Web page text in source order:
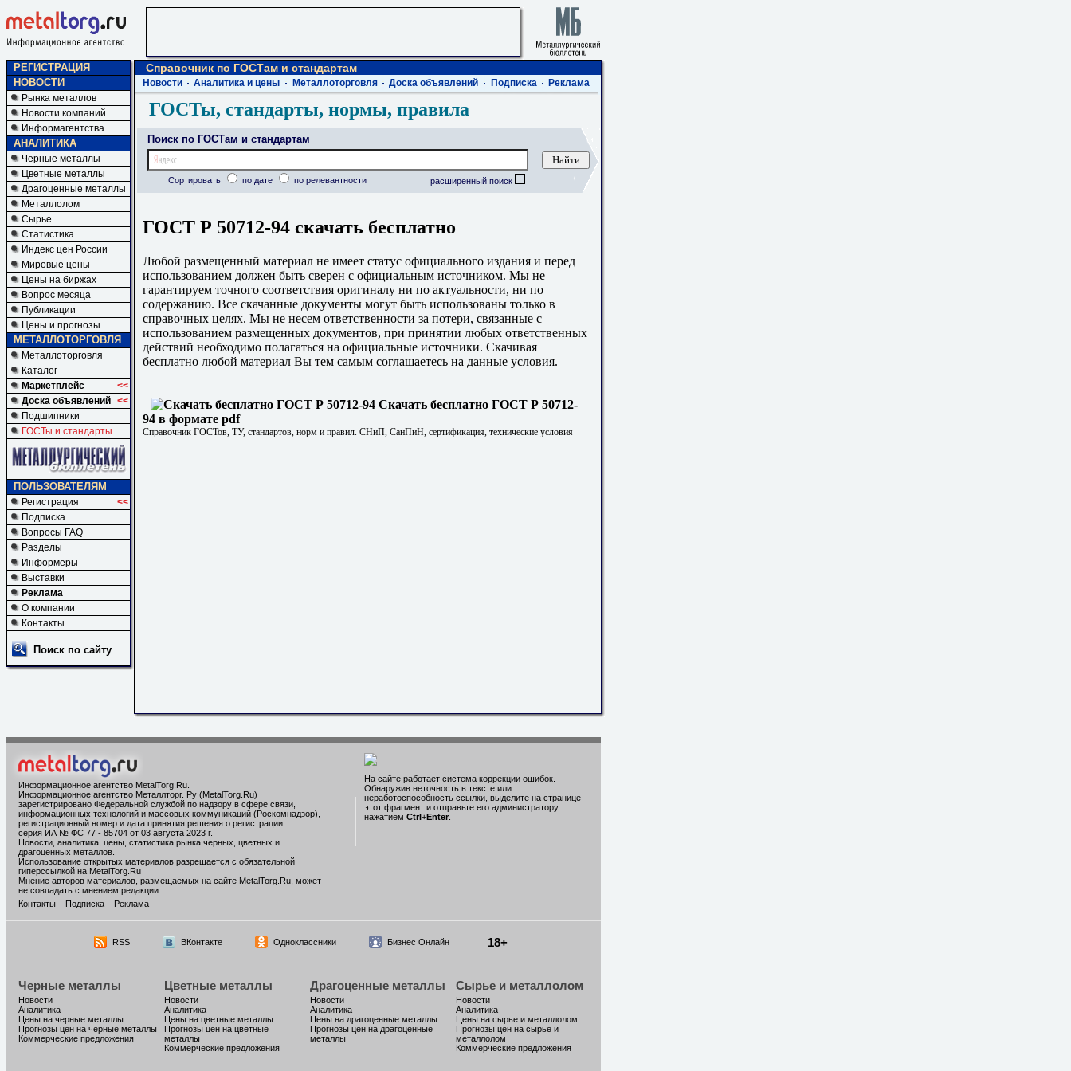
РЕГИСТРАЦИЯ
НОВОСТИ
Рынка металлов
Новости компаний
Информагентства
АНАЛИТИКА
Черные металлы
Цветные металлы
Драгоценные металлы
Металлолом
Сырье
Статистика
Индекс цен России
Мировые цены
Цены на биржах
Вопрос месяца
Публикации
Цены и прогнозы
МЕТАЛЛОТОРГОВЛЯ
Металлоторговля
Каталог
Маркетплейс
<<
Доска объявлений <<
Подшипники
ГОСТы и стандарты
ПОЛЬЗОВАТЕЛЯМ
Регистрация
<<
Подписка
Вопросы FAQ
Разделы
Информеры
Выставки
Реклама
О компании
Контакты
Поиск по сайту
Справочник по ГОСТам и стандартам
Новости Аналитика и цены Металлоторговля Доска объявлений Подписка Реклама
ГОСТы, стандарты, нормы, правила
Поиск по ГОСТам и стандартам
Сортировать по дате по релевантности расширенный поиск
ГОСТ Р 50712-94 скачать бесплатно
Любой размещенный материал не имеет статус официального издания и перед
использованием должен быть сверен с официальным источником. Мы не
гарантируем точного соответствия оригиналу ни по актуальности, ни по
содержанию. Все скачанные документы могут быть использованы только в
справочных целях. Мы не несем ответственности за потери, связанные с
использованием размещенных документов, при принятии любых ответственных
действий необходимо полагаться на официальные источники. Скачивая
бесплатно любой материал Вы тем самым соглашаетесь на данные условия.
Скачать бесплатно ГОСТ Р 50712-
94 в формате pdf
Справочник ГОСТов, ТУ, стандартов, норм и правил. СНиП, СанПиН, сертификация, технические условия
Информационное агентство MetalTorg.Ru
Информационное агентство Металлторг. Ру (MetalTorg.Ru)
зарегистрировано Федеральной службой по надзору в сфере связи,
информационных технологий и массовых коммуникаций (Роскомнадзор),
регистрационный номер и дата принятия решения о регистрации:
серия ИА № ФС 77 - 85704 от 03 августа 2023 г.
Новости, аналитика, цены, статистика рынка черных, цветных и
драгоценных металлов.
Использование открытых материалов разрешается с обязательной
гиперссылкой на MetalTorg.Ru
Мнение авторов материалов, размещаемых на сайте MetalTorg.Ru, может
не совпадать с мнением редакции.
Контакты
Подписка Реклама
На сайте работает система коррекции ошибок.
Обнаружив неточность в тексте или
неработоспособность ссылки, выделите на странице
этот фрагмент и отправьте его администратору
нажатием Ctrl+Enter
RSS ВКонтакте Одноклассники Бизнес Онлайн 18+
Черные металлы
Новости
Аналитика
Цены на черные металлы
Прогнозы цен на черные металлы
Коммерческие предложения
Цветные металлы
Новости
Аналитика
Цены на цветные металлы
Прогнозы цен на цветные
металлы
Коммерческие предложения
Драгоценные металлы
Новости
Аналитика
Цены на драгоценные металлы
Прогнозы цен на драгоценные
металлы
Сырье и металлолом
Новости
Аналитика
Цены на сырье и металлолом
Прогнозы цен на сырье и
металлолом
Коммерческие предложения